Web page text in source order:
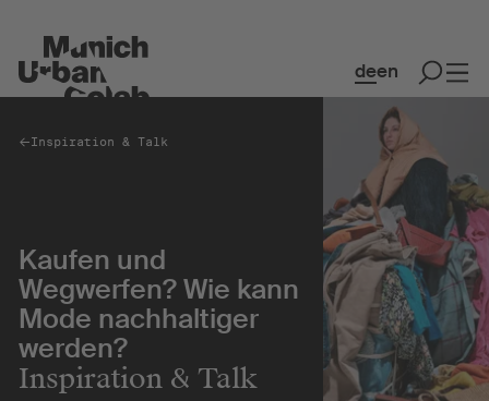
deen
Event Spaces
MakerSpace
Restaurant & Café
Kollaboration
Inspiration & Talk
Kaufen und
Wegwerfen? Wie kann
Mode nachhaltiger
werden?
Inspiration & Talk